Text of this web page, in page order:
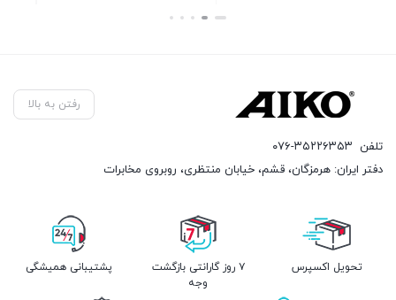
رفتن به بالا
تلفن ۰۷۶-۳۵۲۲۶۳۵۳
دفتر ایران: هرمزگان، قشم، خیابان منتظری، روبروی مخابرات
تحویل اکسپرس
۷ روز گارانتی بازگشت
وجه
پشتیبانی همیشگی